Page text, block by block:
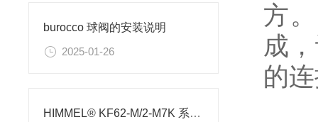
burocco 球阀的安装说明
2025-01-26
HIMMEL® KF62-M/2-M7K 系列平面电机技术解析
方
成
的